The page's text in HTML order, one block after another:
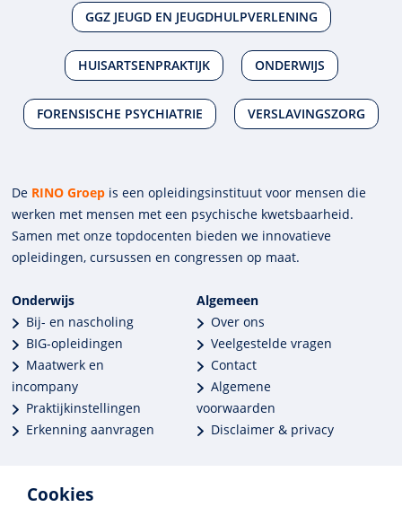
Cookies
GGZ JEUGD EN JEUGDHULPVERLENING
HUISARTSENPRAKTIJK ONDERWIJS
FORENSISCHE PSYCHIATRIE VERSLAVINGSZORG
De RINO Groep is een opleidings­insti­tuut voor mensen die
werken met mensen met een psychische kwets­baar­heid.
Samen met onze top­docenten bieden we innova­tieve
opleidingen, cursussen en congres­sen op maat.
Onderwijs
Bij- en nascholing
BIG-opleidingen
Maatwerk en
incompany
Praktijkinstellingen
Erkenning aanvragen
Algemeen
Over ons
Veelgestelde vragen
Contact
Algemene
voorwaarden
Disclaimer & privacy